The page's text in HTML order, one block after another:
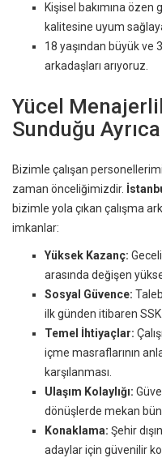
Kişisel bakımına özen
kalitesine uyum
18 yaşından büyük ve
arkadaşları arıyoruz.
Yücel
Sunduğu
Bizimle çalışan
zaman önceliğimizdir.
bizimle yola çıkan çalışma
imkanlar:
Yüksek Kazanç:
arasında değişen
Sosyal Güvence:
ilk günden itibaren
Temel İhtiyaçlar:
içme masraflarının
karşılanması.
Ulaşım Kolaylığı:
dönüşlerde mekan
Konaklama: Şehir
adaylar için güvenilir